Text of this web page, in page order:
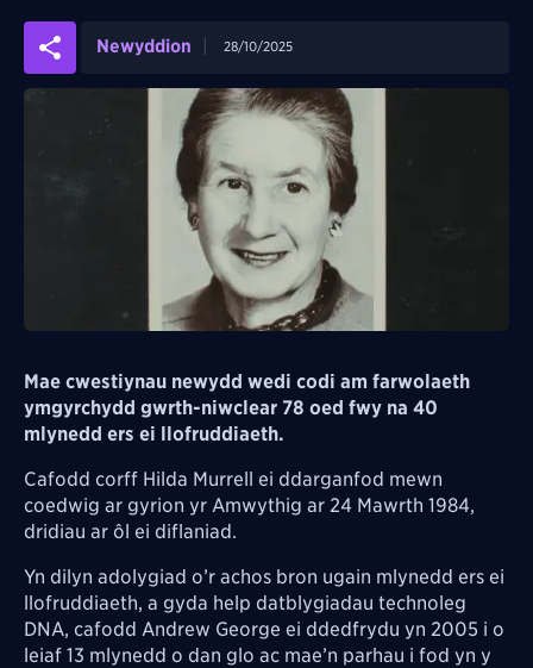
Newyddion 28/10/2025
Mae cwestiynau newydd wedi codi am farwolaeth
ymgyrchydd gwrth-niwclear 78 oed fwy na 40
mlynedd ers ei llofruddiaeth.
Cafodd corff Hilda Murrell ei ddarganfod mewn
coedwig ar gyrion yr Amwythig ar 24 Mawrth 1984,
dridiau ar ôl ei diflaniad.
Yn dilyn adolygiad o’r achos bron ugain mlynedd ers ei
llofruddiaeth, a gyda help datblygiadau technoleg
DNA, cafodd Andrew George ei ddedfrydu yn 2005 i o
leiaf 13 mlynedd o dan glo ac mae’n parhau i fod yn y